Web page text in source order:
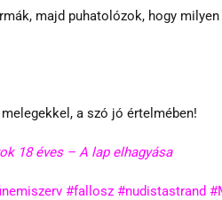
majd puhatolózok, hogy
a szó jó értelmében!
18 éves – A lap elhagyása
#fallosz #nudistastrand